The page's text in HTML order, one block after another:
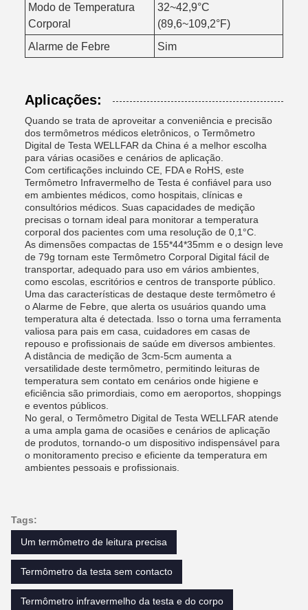
Modo de Temperatura
Corporal
32~42,9°C
(89,6~109,2°F)
Alarme de Febre
Sim
Aplicações:
Quando se trata de aproveitar a conveniência e precisão
dos termômetros médicos eletrônicos, o Termômetro
Digital de Testa WELLFAR da China é a melhor escolha
para várias ocasiões e cenários de aplicação.
Com certificações incluindo CE, FDA e RoHS, este
Termômetro Infravermelho de Testa é confiável para uso
em ambientes médicos, como hospitais, clínicas e
consultórios médicos. Suas capacidades de medição
precisas o tornam ideal para monitorar a temperatura
corporal dos pacientes com uma resolução de 0,1°C.
As dimensões compactas de 155*44*35mm e o design leve
de 79g tornam este Termômetro Corporal Digital fácil de
transportar, adequado para uso em vários ambientes,
como escolas, escritórios e centros de transporte público.
Uma das características de destaque deste termômetro é
o Alarme de Febre, que alerta os usuários quando uma
temperatura alta é detectada. Isso o torna uma ferramenta
valiosa para pais em casa, cuidadores em casas de
repouso e profissionais de saúde em diversos ambientes.
A distância de medição de 3cm-5cm aumenta a
versatilidade deste termômetro, permitindo leituras de
temperatura sem contato em cenários onde higiene e
eficiência são primordiais, como em aeroportos, shoppings
e eventos públicos.
No geral, o Termômetro Digital de Testa WELLFAR atende
a uma ampla gama de ocasiões e cenários de aplicação
de produtos, tornando-o um dispositivo indispensável para
o monitoramento preciso e eficiente da temperatura em
ambientes pessoais e profissionais.
Tags:
Um termômetro de leitura precisa
Termômetro da testa sem contacto
Termômetro infravermelho da testa e do corpo